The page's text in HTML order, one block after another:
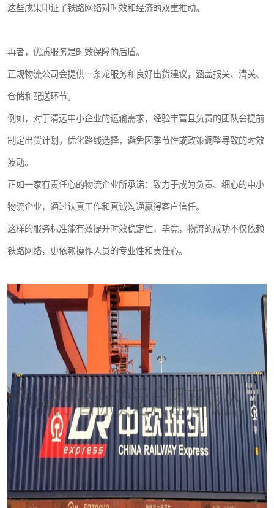
这些成果印证了铁路网络对时效和经济的双重推动。
再者，优质服务是时效保障的后盾。
正规物流公司会提供一条龙服务和良好出货建议，涵盖报关、清关、
仓储和配送环节。
例如，对于清远中小企业的运输需求，经验丰富且负责的团队会提前
制定出货计划，优化路线选择，避免因季节性或政策调整导致的时效
波动。
正如一家有责任心的物流企业所承诺：致力于成为负责、细心的中小
物流企业，通过认真工作和真诚沟通赢得客户信任。
这样的服务标准能有效提升时效稳定性，毕竟，物流的成功不仅依赖
铁路网络，更依赖操作人员的专业性和责任心。